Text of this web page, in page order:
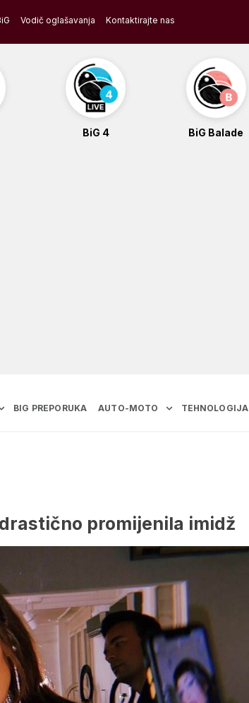
Vodič oglašavanja Kontaktirajte nas
BiG 4 BiG Balade
BIG PREPORUKA AUTO-MOTO TEHNOLOGIJA
promijenila imidž